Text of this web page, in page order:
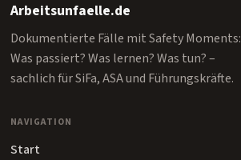
Arbeitsunfaelle.de
Dokumentierte Fälle mit Safety Moments:
Was passiert? Was lernen? Was tun? –
sachlich für SiFa, ASA und Führungskräfte.
NAVIGATION
Start